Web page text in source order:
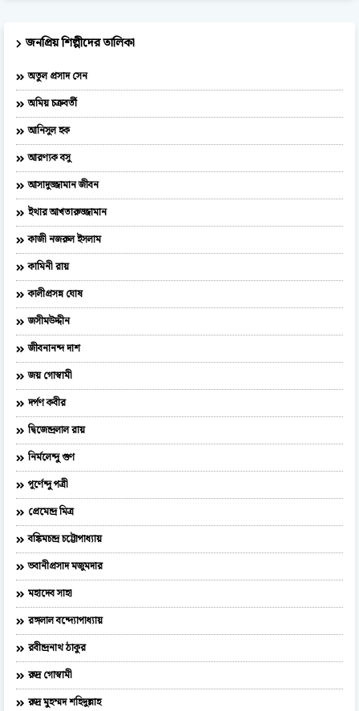
জনপ্রিয় শিল্পীদের তালিকা
অতুল প্রসাদ সেন
অমিয় চক্রবর্তী
আনিসুল হক
আরণ্যক বসু
আসাদুজ্জামান জীবন
ইথার আখতারুজ্জামান
কাজী নজরুল ইসলাম
কামিনী রায়
কালীপ্রসন্ন ঘোষ
জসীমউদ্দীন
জীবনানন্দ দাশ
জয় গোস্বামী
দর্পণ কবীর
দ্বিজেন্দ্রলাল রায়
নির্মলেন্দু গুণ
পূর্ণেন্দু পত্রী
প্রেমেন্দ্র মিত্র
বঙ্কিমচন্দ্র চট্টোপাধ্যায়
ভবানীপ্রসাদ মজুমদার
মহাদেব সাহা
রঙ্গলাল বন্দ্যোপাধ্যায়
রবীন্দ্রনাথ ঠাকুর
রুদ্র গোস্বামী
রুদ্র মুহম্মদ শহিদুল্লাহ